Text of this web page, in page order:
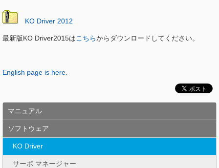
KO Driver 2012
最新版KO Driver2015はこちらからダウンロードしてください。
English page is here.
マニュアル
ソフトウェア
KO Driver
サーボ マネージャー